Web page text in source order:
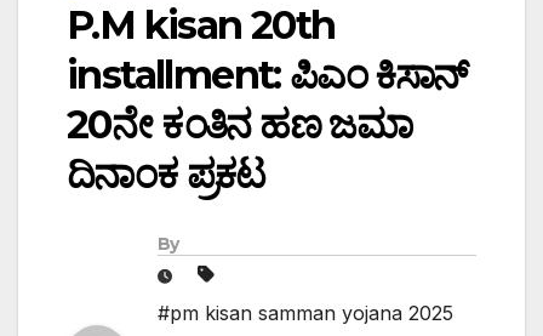
P.M kisan 20th
installment: ಪಿಎಂ ಕಿಸಾನ್
20ನೇ ಕಂತಿನ ಹಣ ಜಮಾ
ದಿನಾಂಕ ಪ್ರಕಟ
By
#pm kisan samman yojana 2025